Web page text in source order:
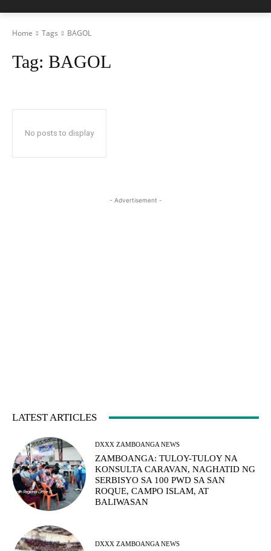
Home Tags BAGOL
Tag: BAGOL
No posts to display
- Advertisement -
LATEST ARTICLES
DXXX ZAMBOANGA NEWS
ZAMBOANGA: TULOY-TULOY NA
KONSULTA CARAVAN, NAGHATID NG
SERBISYO SA 100 PWD SA SAN
ROQUE, CAMPO ISLAM, AT
BALIWASAN
DXXX ZAMBOANGA NEWS